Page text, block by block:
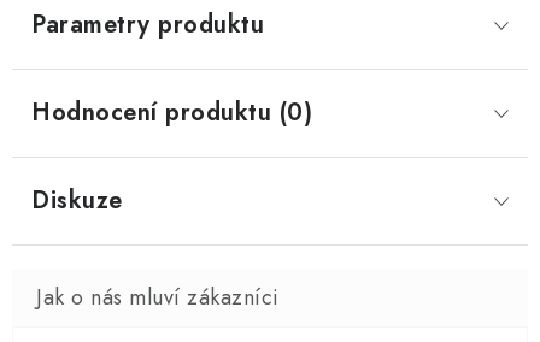
Parametry produktu
Hodnocení produktu (0)
Diskuze